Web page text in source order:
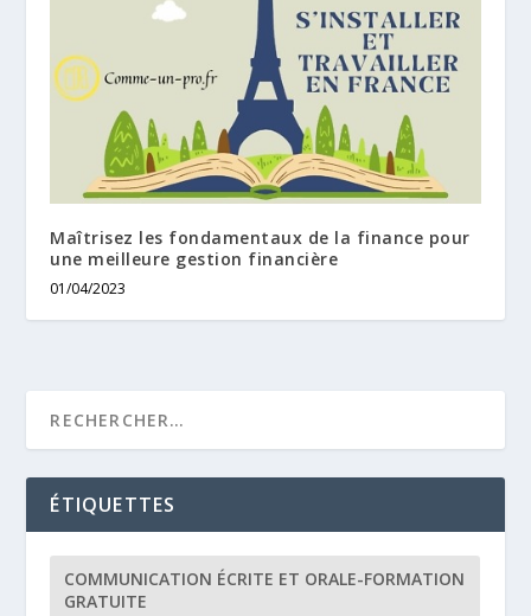
Maîtrisez les fondamentaux de la finance pour
une meilleure gestion financière
01/04/2023
ÉTIQUETTES
COMMUNICATION ÉCRITE ET ORALE-FORMATION
GRATUITE